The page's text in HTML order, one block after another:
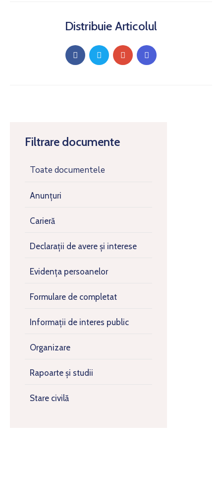
Filtrare documente
Toate documentele
Anunțuri
Carieră
Declarații de avere și interese
Evidența persoanelor
Formulare de completat
Informații de interes public
Organizare
Rapoarte și studii
Stare civilă
Distribuie Articolul